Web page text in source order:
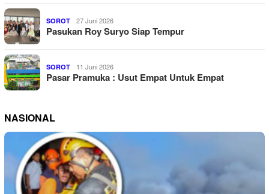
SOROT 27 Juni 2026
Pasukan Roy Suryo Siap Tempur
SOROT 11 Juni 2026
Pasar Pramuka : Usut Empat Untuk Empat
NASIONAL